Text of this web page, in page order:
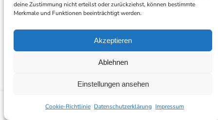
deine Zustimmung nicht erteilst oder zurückziehst, können bestimmte
Merkmale und Funktionen beeinträchtigt werden.
Akzeptieren
Ablehnen
Einstellungen ansehen
Cookie-Richtlinie Datenschutzerklärung Impressum
BLOG